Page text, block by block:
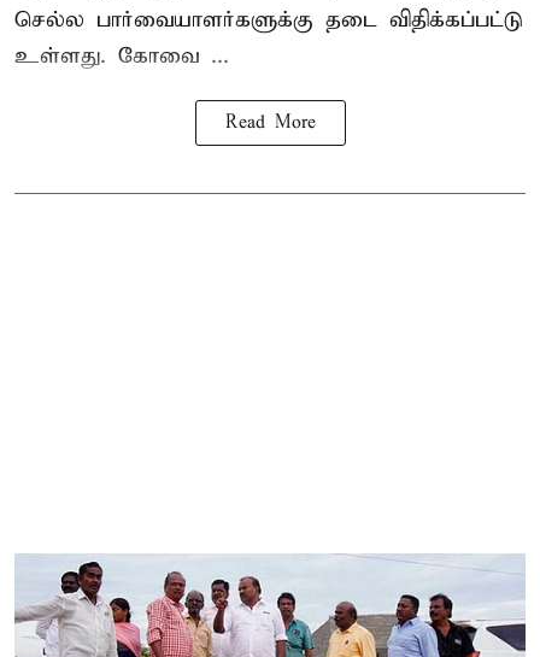
செல்ல பார்வையாளர்களுக்கு தடை விதிக்கப்பட்டு
உள்ளது. கோவை ...
Read More